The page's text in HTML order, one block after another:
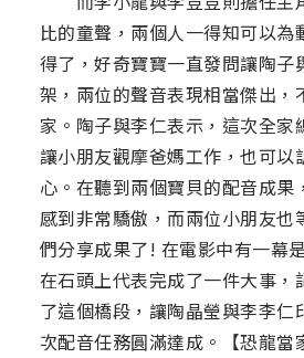
比的童聲，兩個人一得知可以為
得了，好奇寶寶一直發問讓陶子
架，兩位的聲音表現相當傑出，
家。陶子與李仁表示，這次全家
讓小朋友觀摩爸媽工作，也可以
心。在聽到兩個寶貝的配音成果
感到非常驕傲，而兩位小朋友也
們分享成果了! 在電影中有一幕
在石頭上代表完成了一件大事，
了這個橋段，讓陶晶瑩與李李仁
次配音任務圓滿達成。【恐龍當